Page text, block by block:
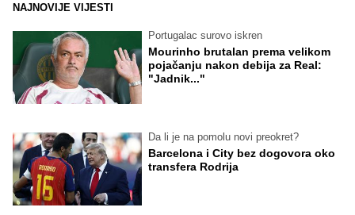
NAJNOVIJE VIJESTI
Portugalac surovo iskren
Mourinho brutalan prema velikom
pojačanju nakon debija za Real:
"Jadnik..."
Da li je na pomolu novi preokret?
Barcelona i City bez dogovora oko
transfera Rodrija